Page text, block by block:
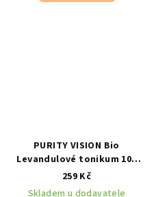
PURITY VISION Bio
Levandulové tonikum 100
ml
259 Kč
Skladem u dodavatele